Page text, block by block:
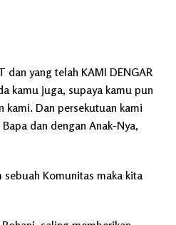
dan yang telah KAMI DENGAR
kamu juga, supaya kamu pun
kami. Dan persekutuan kami
dan dengan Anak-Nya,
Komunitas maka kita